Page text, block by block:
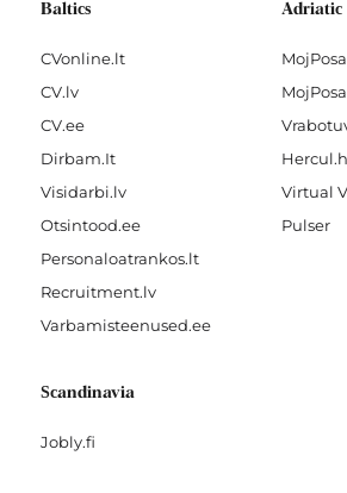
Baltics
CVonline.lt
CV.lv
CV.ee
Dirbam.It
Visidarbi.lv
Otsintood.ee
Personaloatrankos.lt
Recruitment.lv
Varbamisteenused.ee
Adriatic
Virtual
Pulser
Scandinavia
Jobly.fi